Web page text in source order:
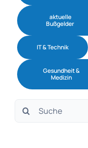
aktuelle
Bußgelder
IT & Technik
Gesundheit &
Medizin
Suche